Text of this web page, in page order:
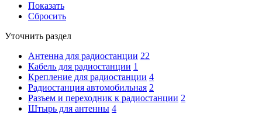
Показать
Сбросить
Уточнить раздел
Антенна для радиостанции 22
Кабель для радиостанции 1
Крепление для радиостанции 4
Радиостанция автомобильная 2
Разъем и переходник к радиостанции 2
Штырь для антенны 4